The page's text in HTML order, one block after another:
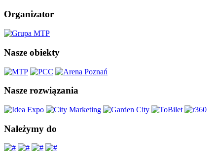
Organizator
Nasze obiekty
Nasze rozwiązania
Należymy do